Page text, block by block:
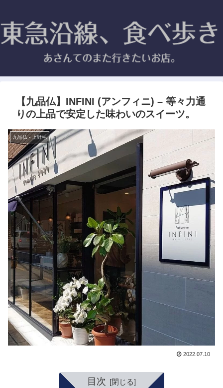
【九品仏】INFINI (アンフィニ) – 等々力通
りの上品で安定した味わいのスイーツ。
九品仏 - 上野毛
2022.07.10
目次